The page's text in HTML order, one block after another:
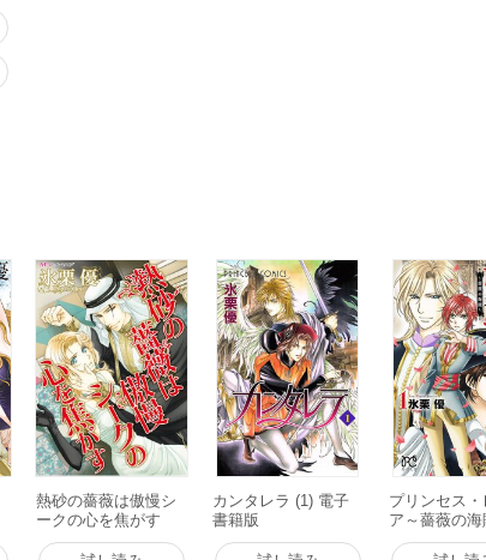
熱砂の薔薇は傲慢シ
ークの心を焦がす
【新装版】 電子書籍
カンタレラ (1) 電子
書籍版
プリンセス・
ア～薔薇の
電子書籍版